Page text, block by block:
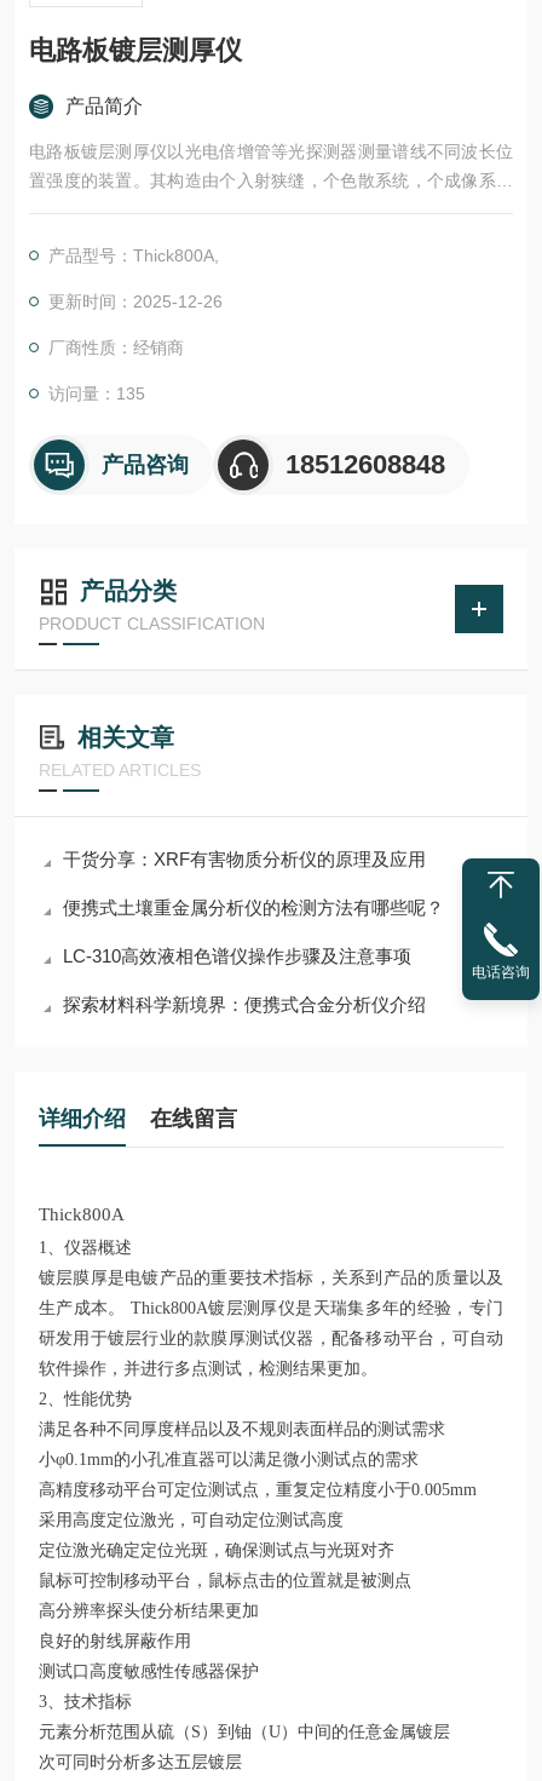
电路板镀层测厚仪
产品简介
电路板镀层测厚仪以光电倍增管等光探测器测量谱线不同波长位
置强度的装置。其构造由个入射狭缝，个色散系统，个成像系统
和个或多个出射狭缝组成。以色散元件将辐射源的电磁辐射分离
段）进行强度测定。
产品型号：Thick800A,
更新时间：2025-12-26
厂商性质：经销商
访问量：135
产品咨询 18512608848
产品分类
PRODUCT CLASSIFICATION
相关文章
RELATED ARTICLES
干货分享：XRF有害物质分析仪的原理及应用
便携式土壤重金属分析仪的检测方法有哪些呢？
LC-310高效液相色谱仪操作步骤及注意事项
探索材料科学新境界：便携式合金分析仪介绍
详细介绍 在线留言
Thick800A
1、仪器概述
镀层膜厚是电镀产品的重要技术指标，关系到产品的质量以及
生产成本。 Thick800A镀层测厚仪是天瑞集多年的经验，专门
研发用于镀层行业的款膜厚测试仪器，配备移动平台，可自动
软件操作，并进行多点测试，检测结果更加。
2、性能优势
满足各种不同厚度样品以及不规则表面样品的测试需求
小φ0.1mm的小孔准直器可以满足微小测试点的需求
高精度移动平台可定位测试点，重复定位精度小于0.005mm
采用高度定位激光，可自动定位测试高度
定位激光确定定位光斑，确保测试点与光斑对齐
鼠标可控制移动平台，鼠标点击的位置就是被测点
高分辨率探头使分析结果更加
良好的射线屏蔽作用
测试口高度敏感性传感器保护
3、技术指标
元素分析范围从硫（S）到铀（U）中间的任意金属镀层
次可同时分析多达五层镀层
电话咨询